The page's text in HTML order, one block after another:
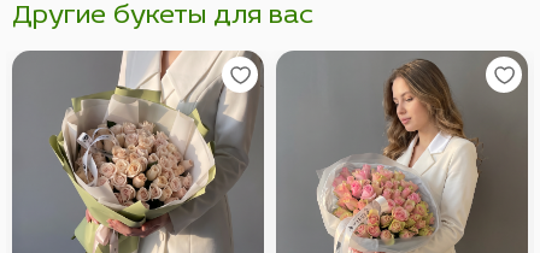
Другие букеты для вас